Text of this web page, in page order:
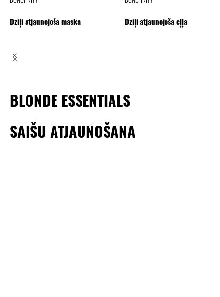
Dziļi atjaunojoša maska Dziļi atjaunojoša eļļa
BLONDE ESSENTIALS
SAIŠU ATJAUNOŠANA